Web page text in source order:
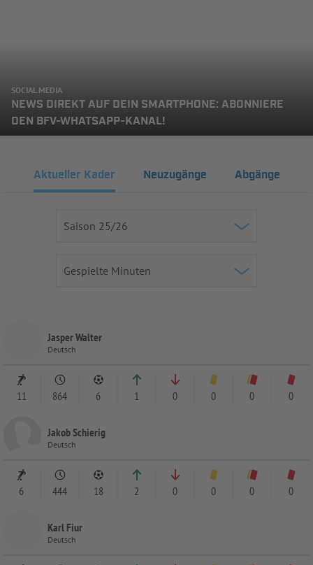
SOCIAL MEDIA
NEWS DIREKT AUF DEIN SMARTPHONE: ABONNIERE
DEN BFV-WHATSAPP-KANAL!
Aktueller Kader Neuzugänge Abgänge
Jasper Walter
Deutsch
11 864 6 1 0 0 0 0
Jakob Schierig
Deutsch
6 444 18 2 0 0 0 0
Karl Fiur
Deutsch